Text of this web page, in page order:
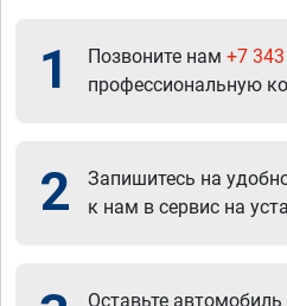
1 Позвоните нам +7
профессиональную
2
Запишитесь на
к нам в сервис на
Оставьте